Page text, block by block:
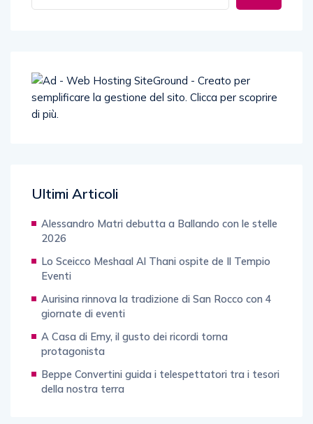
Ultimi Articoli
Alessandro Matri debutta a Ballando con le stelle
2026
Lo Sceicco Meshaal Al Thani ospite de Il Tempio
Eventi
Aurisina rinnova la tradizione di San Rocco con 4
giornate di eventi
A Casa di Emy, il gusto dei ricordi torna
protagonista
Beppe Convertini guida i telespettatori tra i tesori
della nostra terra